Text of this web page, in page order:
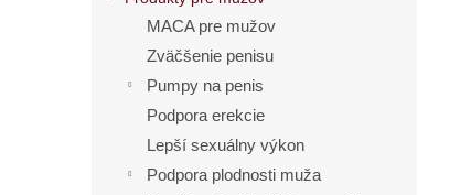
MACA pre mužov
Zväčšenie penisu
Pumpy na penis
Podpora erekcie
Lepší sexuálny výkon
Podpora plodnosti muža